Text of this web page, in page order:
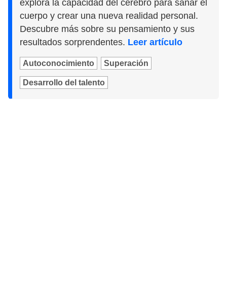
explora la capacidad del cerebro para sanar el
cuerpo y crear una nueva realidad personal.
Descubre más sobre su pensamiento y sus
resultados sorprendentes. Leer artículo
Autoconocimiento Superación
Desarrollo del talento